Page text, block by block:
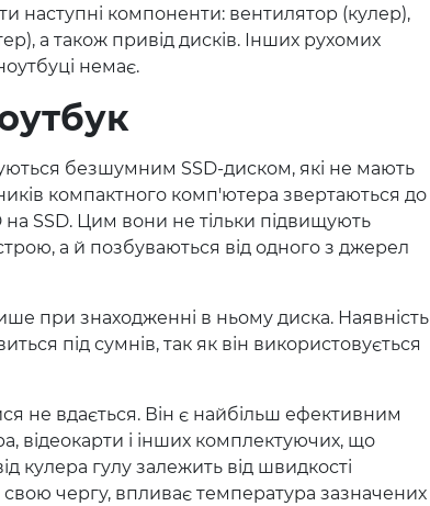
наступні компоненти: вентилятор (кулер),
а також привід дисків. Інших рухомих
немає.
безшумним SSD-диском, які не мають
компактного комп'ютера звертаються до
на SSD. Цим вони не тільки підвищують
а й позбуваються від одного з джерел
при знаходженні в ньому диска. Наявність
під сумнів, так як він використовується
не вдається. Він є найбільш ефективним
відеокарти і інших комплектуючих, що
кулера гулу залежить від швидкості
чергу, впливає температура зазначених